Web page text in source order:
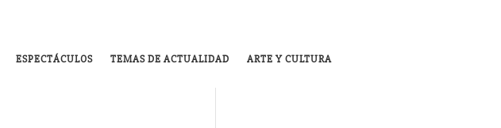
ESPECTÁCULOS TEMAS DE ACTUALIDAD ARTE Y CULTURA